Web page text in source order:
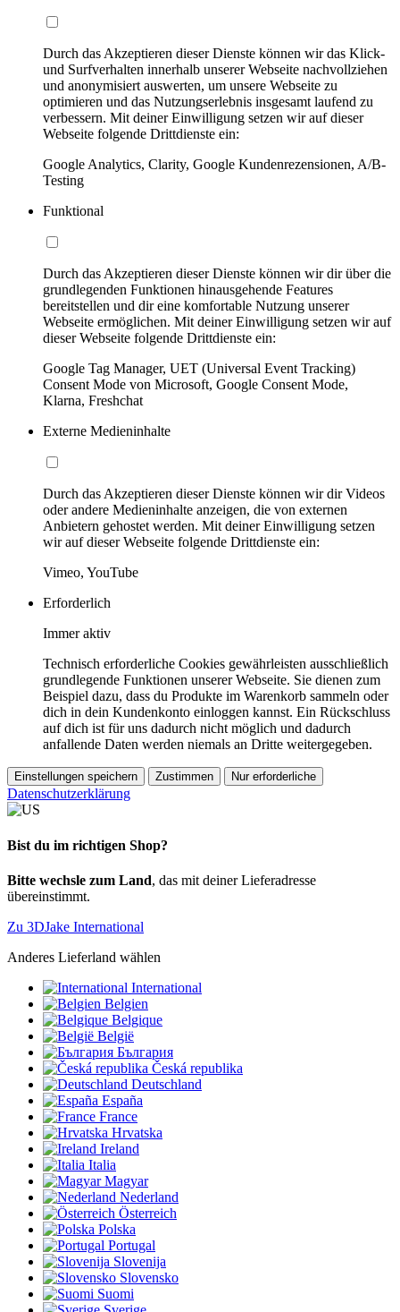
Durch das Akzeptieren dieser Dienste können wir das Klick-
und Surfverhalten innerhalb unserer Webseite nachvollziehen
und anonymisiert auswerten, um unsere Webseite zu
optimieren und das Nutzungserlebnis insgesamt laufend zu
verbessern. Mit deiner Einwilligung setzen wir auf dieser
Webseite folgende Drittdienste ein:
Google Analytics, Clarity, Google Kundenrezensionen, A/B-
Testing
Funktional
Durch das Akzeptieren dieser Dienste können wir dir über die
grundlegenden Funktionen hinausgehende Features
bereitstellen und dir eine komfortable Nutzung unserer
Webseite ermöglichen. Mit deiner Einwilligung setzen wir auf
dieser Webseite folgende Drittdienste ein:
Google Tag Manager, UET (Universal Event Tracking)
Consent Mode von Microsoft, Google Consent Mode,
Klarna, Freshchat
Externe Medieninhalte
Durch das Akzeptieren dieser Dienste können wir dir Videos
oder andere Medieninhalte anzeigen, die von externen
Anbietern gehostet werden. Mit deiner Einwilligung setzen
wir auf dieser Webseite folgende Drittdienste ein:
Vimeo, YouTube
Erforderlich
Immer aktiv
Technisch erforderliche Cookies gewährleisten ausschließlich
grundlegende Funktionen unserer Webseite. Sie dienen zum
Beispiel dazu, dass du Produkte im Warenkorb sammeln oder
dich in dein Kundenkonto einloggen kannst. Ein Rückschluss
auf dich ist für uns dadurch nicht möglich und dadurch
anfallende Daten werden niemals an Dritte weitergegeben.
Einstellungen speichern Zustimmen Nur erforderliche
Datenschutzerklärung
Bist du im richtigen Shop?
Bitte wechsle zum Land, das mit deiner Lieferadresse
übereinstimmt.
Zu 3DJake International
Anderes Lieferland wählen
International
Belgien
Belgique
België
България
Česká republika
Deutschland
España
France
Hrvatska
Ireland
Italia
Magyar
Nederland
Österreich
Polska
Portugal
Slovenija
Slovensko
Suomi